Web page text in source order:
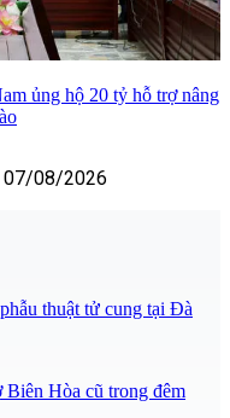
ủng hộ 20 tỷ hỗ trợ nâng
07/08/2026
thuật tử cung tại Đà
Hòa cũ trong đêm